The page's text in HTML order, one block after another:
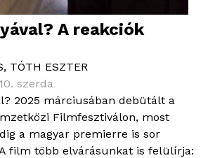
A reakciók
, TÓTH ESZTER
szerda
2025 márciusában debütált a
Filmfesztiválon, most
a magyar premierre is sor
film több elvárásunkat is felülírja: